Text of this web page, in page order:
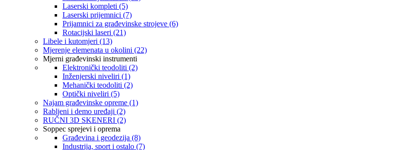
Laserski kompleti (5)
Laserski prijemnici (7)
Prijamnici za građevinske strojeve (6)
Rotacijski laseri (21)
Libele i kutomjeri (13)
Mjerenje elemenata u okolini (22)
Mjerni građevinski instrumenti
Elektronički teodoliti (2)
Inženjerski niveliri (1)
Mehanički teodoliti (2)
Optički niveliri (5)
Najam građevinske opreme (1)
Rabljeni i demo uređaji (2)
RUČNI 3D SKENERI (2)
Soppec sprejevi i oprema
Građevina i geodezija (8)
Industrija, sport i ostalo (7)